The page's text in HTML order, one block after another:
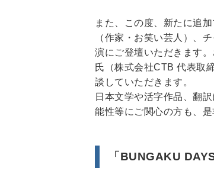
また、この度、新たに追
（作家・お笑い芸人）、
演にご登壇いただきます
氏（株式会社CTB 代表取
談していただきます。
日本文学や活字作品、翻
能性等にご関心の方も、
「BUNGAKU